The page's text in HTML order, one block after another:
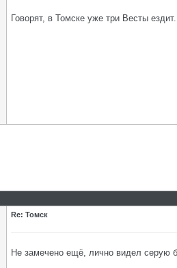
Говорят, в Томске уже три Весты
Re: Томск
Не замечено ещё, лично видел серую